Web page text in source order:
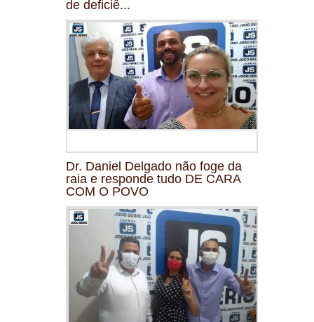
de deficiê...
Dr. Daniel Delgado não foge da
raia e responde tudo DE CARA
COM O POVO